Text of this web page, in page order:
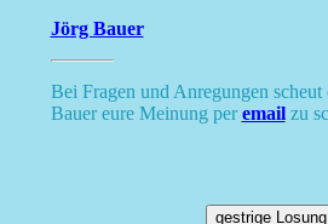
Jörg Bauer
Bei Fragen und Anregungen scheut
Bauer eure Meinung peremailzu
gestrige Losung